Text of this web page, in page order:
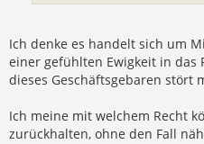
Ich denke es handelt sich um
einer gefühlten Ewigkeit in das
dieses Geschäftsgebaren stört
Ich meine mit welchem Recht
zurückhalten, ohne den Fall